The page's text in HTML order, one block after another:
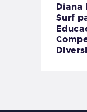
Diana
Surf